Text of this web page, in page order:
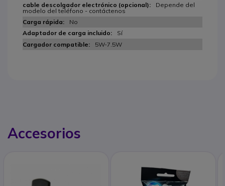
Depende del
modelo del teléfono - contáctenos
No
Sí
5W-7.5W
Accesorios